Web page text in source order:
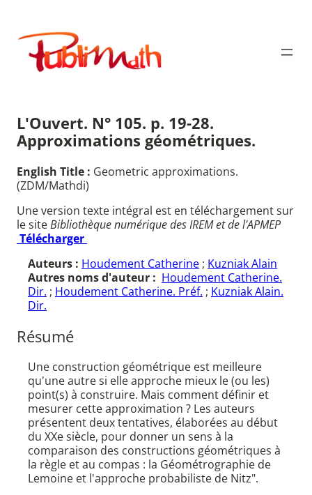
contenu
Publimath
L'Ouvert. N° 105. p. 19-28.
Approximations géométriques.
English Title : Geometric approximations.
(ZDM/Mathdi)
Une version texte intégral est en téléchargement sur
le siteBibliothèque numérique des IREM et de l'APMEP
Télécharger
Auteurs : Houdement Catherine ; Kuzniak Alain
Autres noms d'auteur : Houdement Catherine.
Dir. ; Houdement Catherine. Préf. ; Kuzniak Alain.
Dir.
Résumé
Une construction géométrique est meilleure
qu'une autre si elle approche mieux le (ou les)
point(s) à construire. Mais comment définir et
mesurer cette approximation ? Les auteurs
présentent deux tentatives, élaborées au début
du XXe siècle, pour donner un sens à la
comparaison des constructions géométriques à
la règle et au compas : la Géométrographie de
Lemoine et l'approche probabiliste de Nitz".